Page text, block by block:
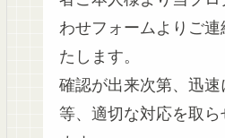
わせフォームよりご
たします。
確認が出来次第、迅
等、適切な対応を取ら